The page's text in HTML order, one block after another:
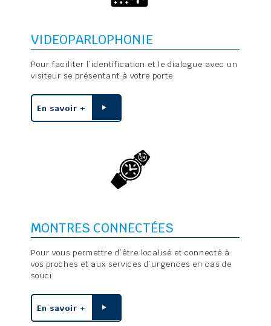
VIDEOPARLOPHONIE
Pour faciliter l’identification et le dialogue avec un
visiteur se présentant à votre porte.
En savoir +
MONTRES CONNECTÉES
Pour vous permettre d’être localisé et connecté à
vos proches et aux services d’urgences en cas de
souci.
En savoir +